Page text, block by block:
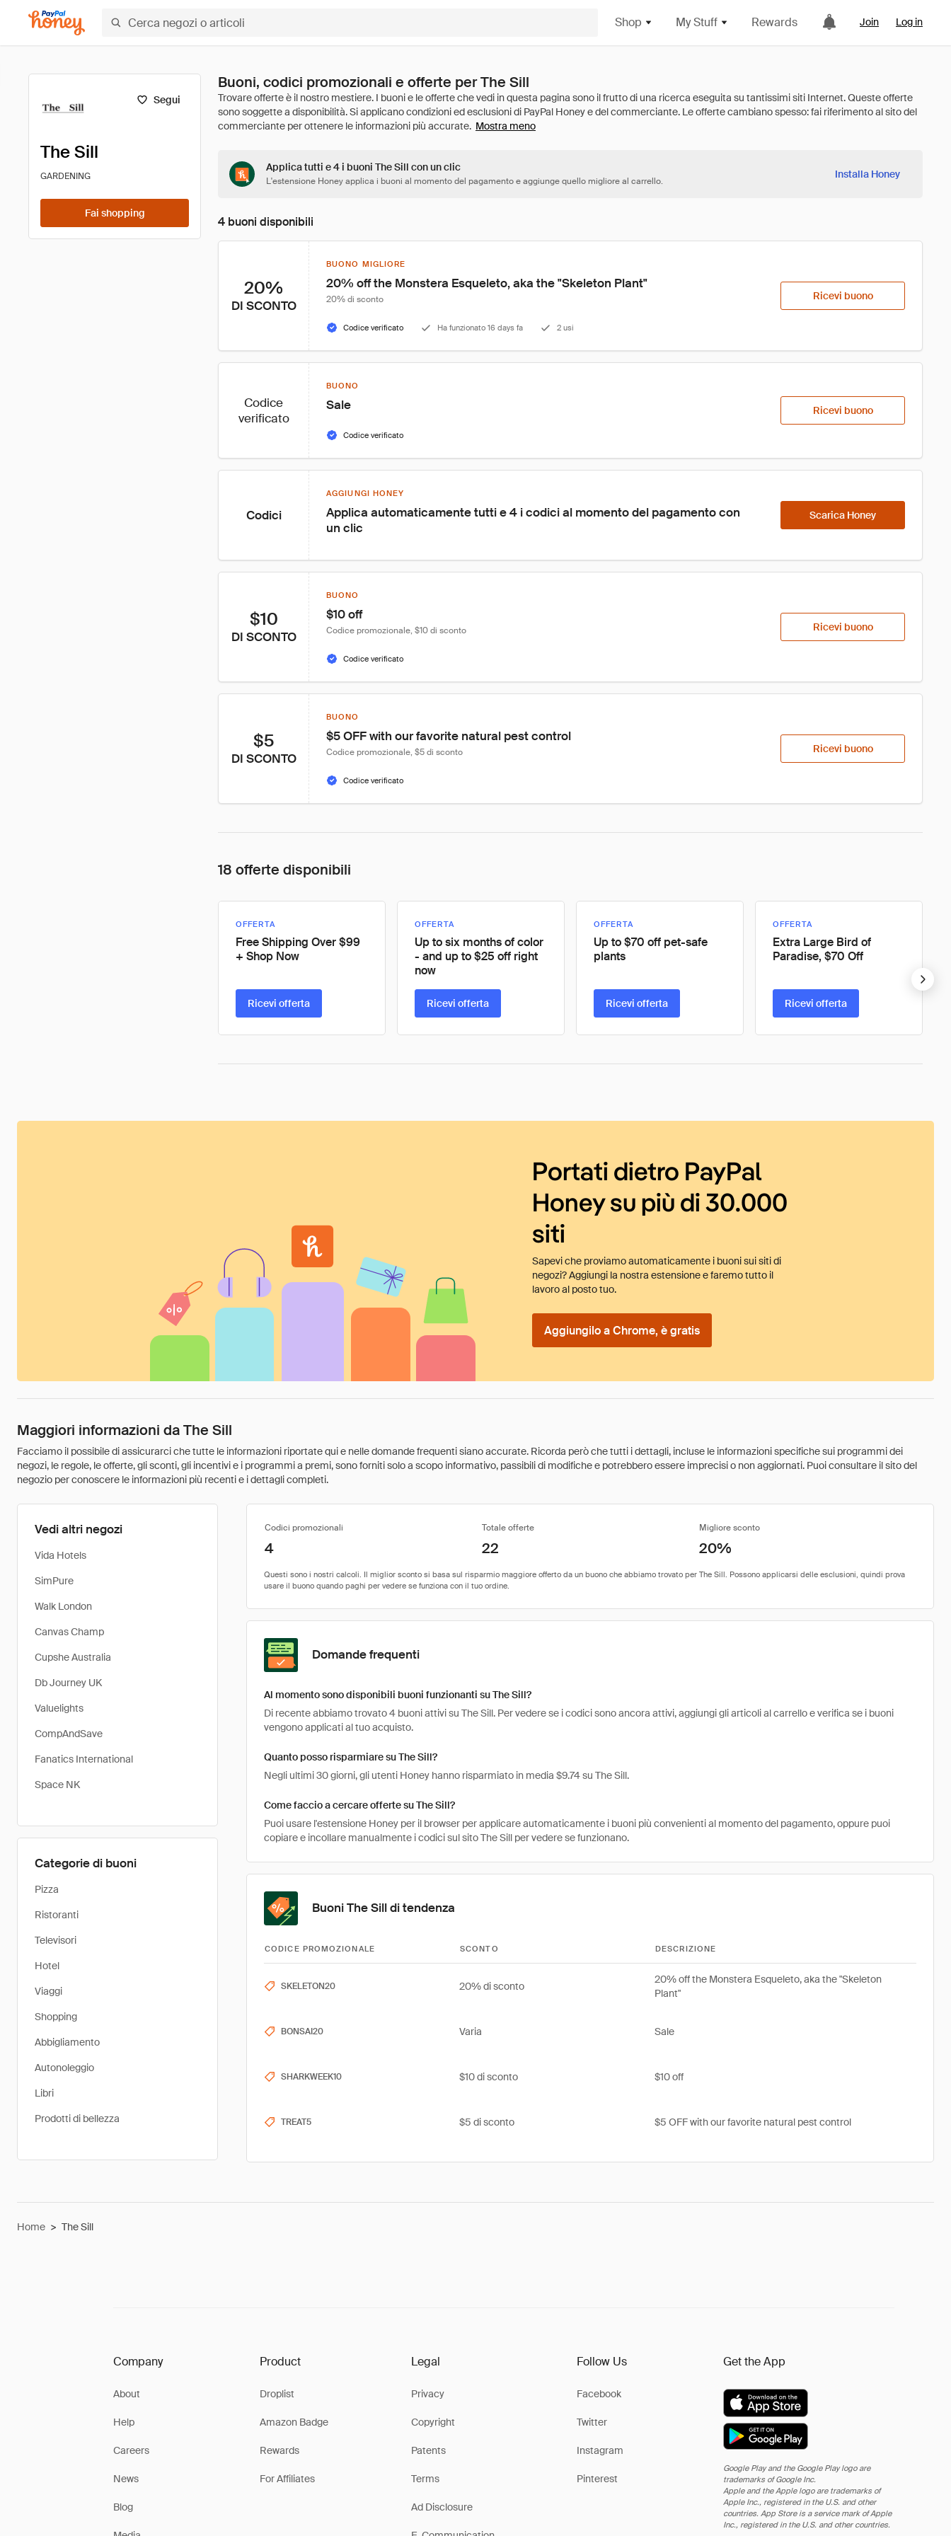
Shop My Stuff Rewards Join Log in
Segui
The Sill
GARDENING
Fai shopping
Buoni, codici promozionali e offerte per The Sill
Mostra meno
Applica tutti e 4 i buoni The Sill con un clic
L'estensione Honey applica i buoni al momento del pagamento e aggiunge quello migliore al carrello.
Installa Honey
4 buoni disponibili
20%
DI SCONTO
BUONO MIGLIORE
20% off the Monstera Esqueleto, aka the "Skeleton Plant"
20% di sconto
Codice verificato Ha funzionato 16 days fa 2 usi
Ricevi buono
Codice
verificato
BUONO
Sale
Codice verificato
Ricevi buono
Codici
AGGIUNGI HONEY
Applica automaticamente tutti e 4 i codici al momento del pagamento con
un clic
Scarica Honey
$10
DI SCONTO
BUONO
$10 off
Codice promozionale, $10 di sconto
Codice verificato
Ricevi buono
$5
DI SCONTO
BUONO
$5 OFF with our favorite natural pest control
Codice promozionale, $5 di sconto
Codice verificato
Ricevi buono
18 offerte disponibili
OFFERTA
Free Shipping Over $99
+ Shop Now
Ricevi offerta
OFFERTA
Up to six months of color
- and up to $25 off right
now ͏
Ricevi offerta
OFFERTA
Up to $70 off pet-safe
plants
Ricevi offerta
OFFERTA
Extra Large Bird of
Paradise, $70 Off
Ricevi offerta
Portati dietro PayPal
Honey su più di 30.000
siti
Sapevi che proviamo automaticamente i buoni sui siti di
negozi? Aggiungi la nostra estensione e faremo tutto il
lavoro al posto tuo.
Aggiungilo a Chrome, è gratis
Maggiori informazioni da The Sill
Facciamo il possibile di assicurarci che tutte le informazioni riportate qui e nelle domande frequenti siano accurate. Ricorda però che tutti i dettagli, incluse le informazioni specifiche sui programmi dei
negozi, le regole, le offerte, gli sconti, gli incentivi e i programmi a premi, sono forniti solo a scopo informativo, passibili di modifiche e potrebbero essere imprecisi o non aggiornati. Puoi consultare il sito del
negozio per conoscere le informazioni più recenti e i dettagli completi.
Vedi altri negozi
Vida Hotels
SimPure
Walk London
Canvas Champ
Cupshe Australia
Db Journey UK
Valuelights
CompAndSave
Fanatics International
Space NK
Categorie di buoni
Pizza
Ristoranti
Televisori
Hotel
Viaggi
Shopping
Abbigliamento
Autonoleggio
Libri
Prodotti di bellezza
Codici promozionali Totale offerte Migliore sconto
4 22 20%
Domande frequenti
Al momento sono disponibili buoni funzionanti su The Sill?
Di recente abbiamo trovato 4 buoni attivi su The Sill. Per vedere se i codici sono ancora attivi, aggiungi gli articoli al carrello e verifica se i buoni
vengono applicati al tuo acquisto.
Quanto posso risparmiare su The Sill?
Negli ultimi 30 giorni, gli utenti Honey hanno risparmiato in media $9.74 su The Sill.
Come faccio a cercare offerte su The Sill?
Puoi usare l'estensione Honey per il browser per applicare automaticamente i buoni più convenienti al momento del pagamento, oppure puoi
copiare e incollare manualmente i codici sul sito The Sill per vedere se funzionano.
Buoni The Sill di tendenza
CODICE PROMOZIONALE SCONTO DESCRIZIONE
SKELETON20 20% di sconto
20% off the Monstera Esqueleto, aka the "Skeleton
Plant"
BONSAI20 Varia Sale
SHARKWEEK10 $10 di sconto $10 off
TREAT5 $5 di sconto $5 OFF with our favorite natural pest control
Home > The Sill
Company
About
Help
Careers
News
Blog
Product
Droplist
Amazon Badge
Rewards
For Affiliates
Legal
Privacy
Copyright
Patents
Terms
Ad Disclosure
Follow Us
Facebook
Twitter
Instagram
Pinterest
Get the App
Google Play and the Google Play logo are
trademarks of Google Inc.
Apple and the Apple logo are trademarks of
Apple Inc., registered in the U.S. and other
countries. App Store is a service mark of Apple
Inc., registered in the U.S. and other countries.